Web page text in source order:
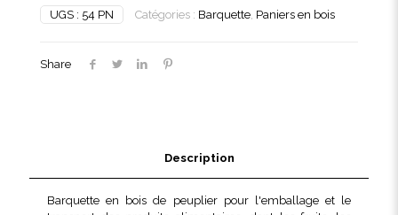
bois
haute
g
UGS : 54 PN Catégories : Barquette, Paniers en bois
Share
Description
Barquette en bois de peuplier pour l'emballage et le